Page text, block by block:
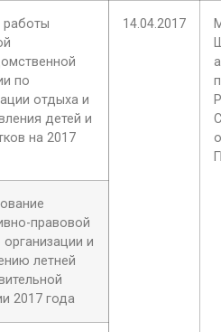
работы
по
отдыха и
детей и
на 2017
14.04.2017
правовой
и
летней
2017 года